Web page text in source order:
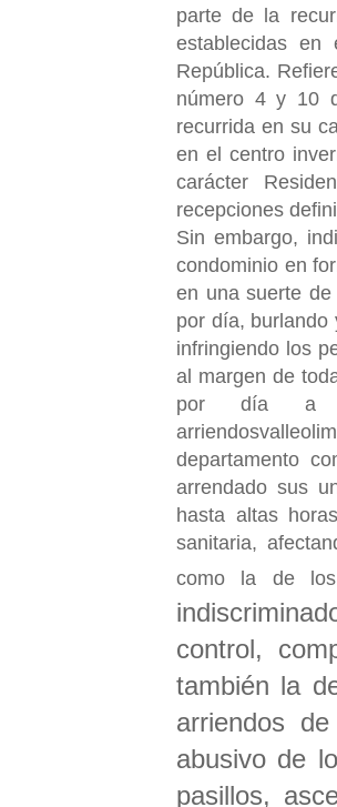
parte de la
establecidas
República.
número 4 y 10
recurrida en su
en el centro
carácter
recepciones
Sin embargo,
condominio en
en una suerte
por día, burlando
infringiendo los
al margen de
por día a
departamento
arrendado sus
hasta altas
sanitaria,
como la de los
control,
también la
arriendos
abusivo de
pasillos,